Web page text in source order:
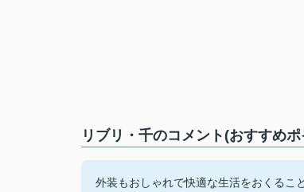
リブリ・千のコメント(おすすめ
外装もおしゃれで快適な生活をおくるこ